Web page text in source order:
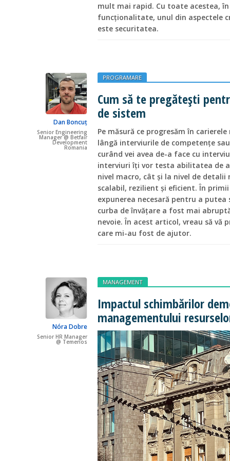
mult mai rapid. Cu toate acestea,
funcționalitate, unul din aspectele
este securitatea.
Dan Boncuț
Senior Engineering
Manager @ Betfair
Development
Romania
PROGRAMARE
Cum să te pregătești
de sistem
Pe măsură ce progresăm în
lângă interviurile de competențe
curând vei avea de-a face cu
interviuri îți vor testa abilitatea de
nivel macro, cât și la nivel de
scalabil, rezilient și eficient. În
expunerea necesară pentru a putea
curba de învățare a fost mai
nevoie. În acest articol, vreau să
care mi-au fost de ajutor.
Nóra Dobre
Senior HR Manager
@ Temenos
MANAGEMENT
Impactul schimbărilor
managementului